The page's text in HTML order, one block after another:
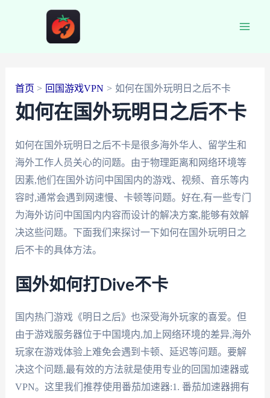
首页 回国游戏VPN 如何在国外玩明日之后不卡
如何在国外玩明日之后不卡
如何在国外玩明日之后不卡是很多海外华人、留学生和
海外工作人员关心的问题。由于物理距离和网络环境等
因素,他们在国外访问中国国内的游戏、视频、音乐等内
容时,通常会遇到网速慢、卡顿等问题。好在,有一些专门
为海外访问中国国内内容而设计的解决方案,能够有效解
决这些问题。下面我们来探讨一下如何在国外玩明日之
后不卡的具体方法。
国外如何打Dive不卡
国内热门游戏《明日之后》也深受海外玩家的喜爱。但
由于游戏服务器位于中国境内,加上网络环境的差异,海外
玩家在游戏体验上难免会遇到卡顿、延迟等问题。要解
决这个问题,最有效的方法就是使用专业的回国加速器或
VPN。这里我们推荐使用番茄加速器:1. 番茄加速器拥有